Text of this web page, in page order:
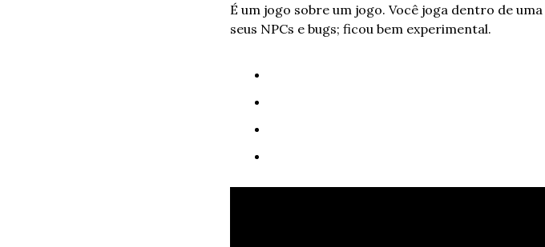
É um jogo sobre um jogo. Você joga dentro de
seus NPCs e bugs; ficou bem experimental.